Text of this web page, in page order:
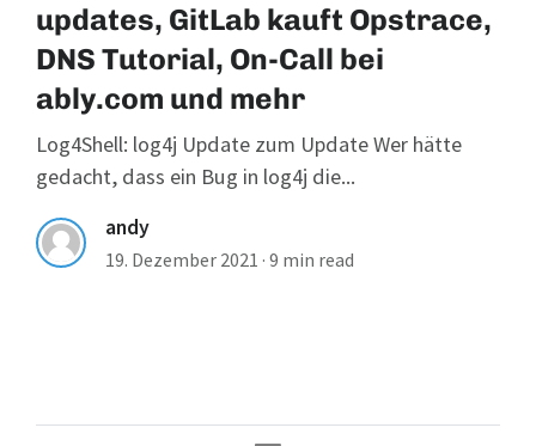
updates, GitLab kauft Opstrace,
DNS Tutorial, On-Call bei
ably.com und mehr
Log4Shell: log4j Update zum Update Wer hätte
gedacht, dass ein Bug in log4j die...
andy
19. Dezember 2021 · 9 min read